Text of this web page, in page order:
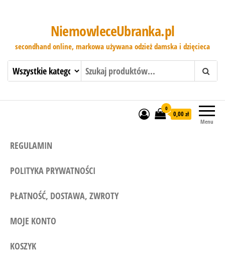
NiemowleceUbranka.pl
secondhand online, markowa używana odzież damska i dzięcieca
Menu
0
0,00 zł
REGULAMIN
POLITYKA PRYWATNOŚCI
PŁATNOŚĆ, DOSTAWA, ZWROTY
MOJE KONTO
KOSZYK